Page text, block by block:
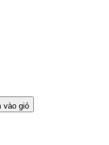
vào giỏ